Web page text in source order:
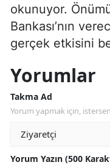
okunuyor.
Bankası’nın
gerçek etkisini
Yorumlar
Takma Ad
Yorum yapmak için,
Yorum Yazın (500